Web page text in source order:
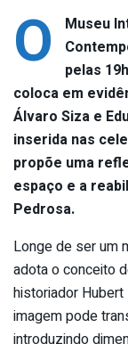
O
Museu
pelas
coloca em
Álvaro Siza e
inserida nas
propõe uma
espaço e a
Pedrosa.
Longe de ser um
adota o conceito
historiador
imagem pode
introduzindo